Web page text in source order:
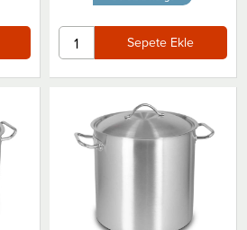
Sepete Ekle